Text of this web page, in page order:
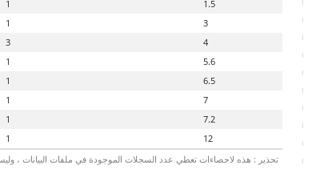
1.5
1
3
1
4
3
5.6
1
6.5
1
7
1
7.2
1
12
1
تحذير : هذه لاحصاءات تعطي عدد السجلات الموجودة في ملفات البيانات ، وليس